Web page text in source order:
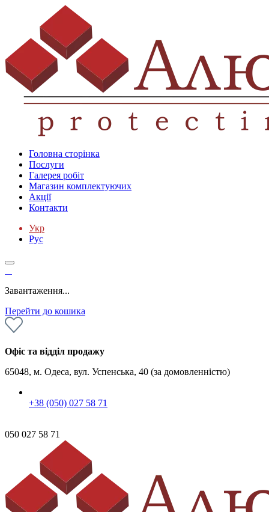
Головна сторінка
Послуги
Галерея робіт
Магазин комплектуючих
Акції
Контакти
Укр
Рус
Завантаження...
Перейти до кошика
Офіс та відділ продажу
65048, м. Одеса, вул. Успенська, 40 (за домовленністю)
+38 (050) 027 58 71
050 027 58 71